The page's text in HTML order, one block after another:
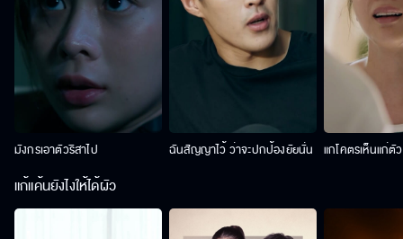
มังกรเอาตัวริสาไป ฉันสัญญาไว้ ว่าจะปกป้องยัยนั่น แกโคตรเห็นแก่ตั
แก้แค้นยังไงให้ได้ผัว